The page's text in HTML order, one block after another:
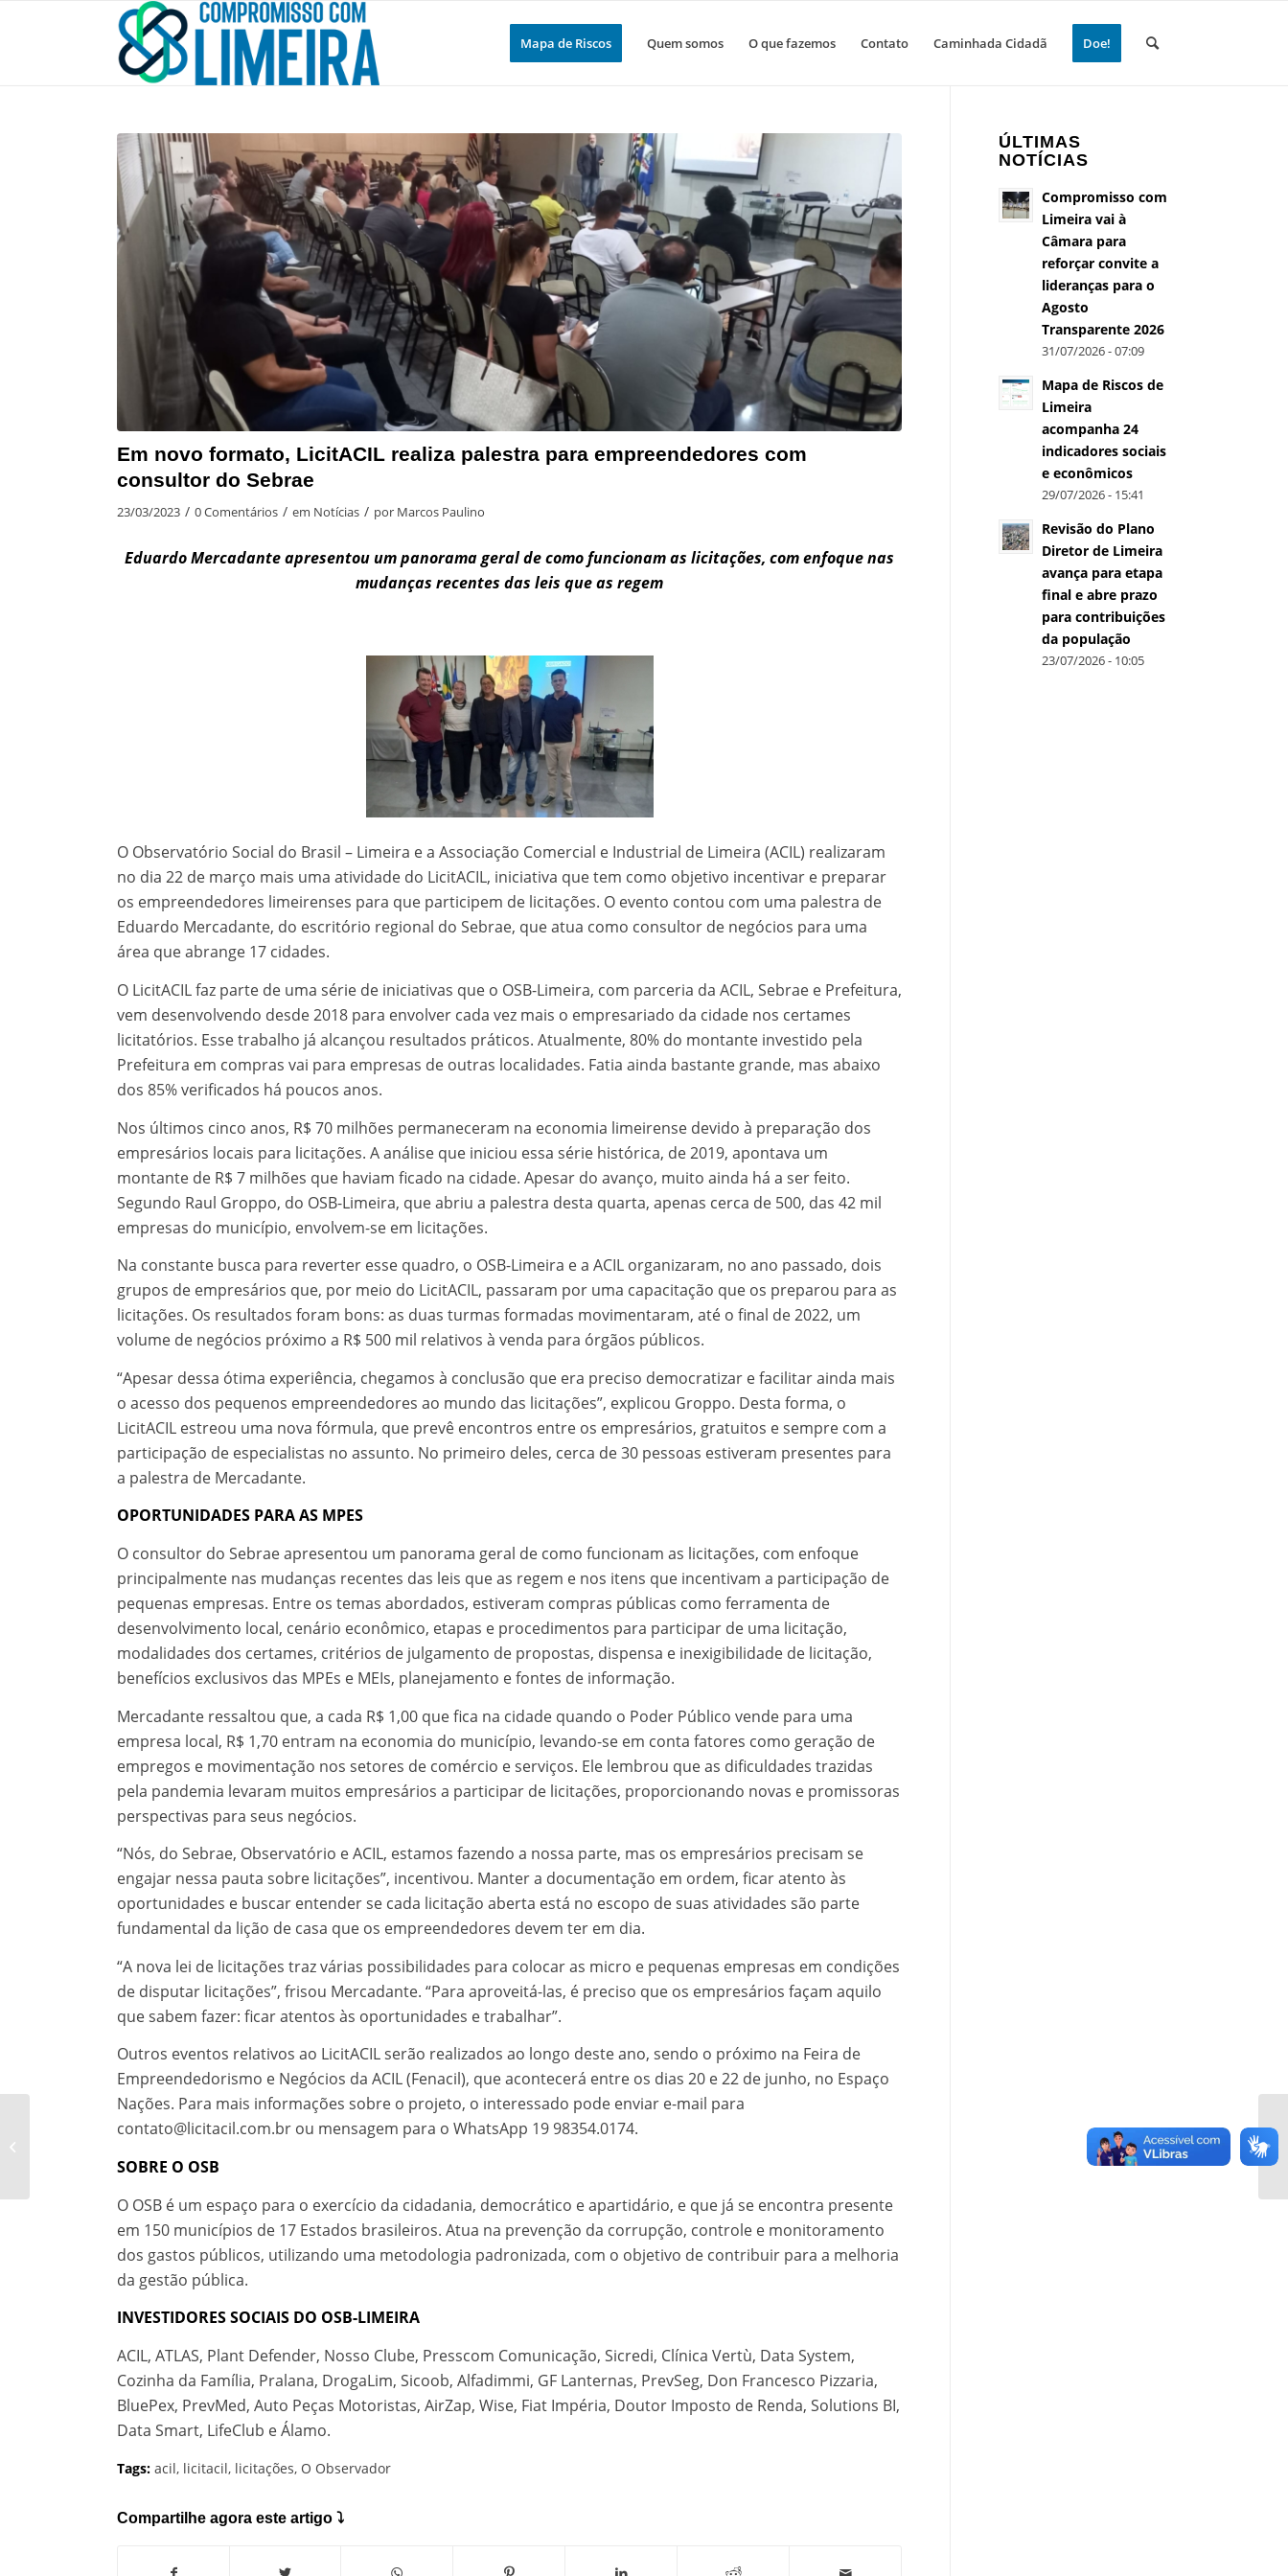
Mapa de Riscos Quem somos O que fazemos Contato Caminhada Cidadã Doe!
Em novo formato, LicitACIL realiza palestra para empreendedores com
consultor do Sebrae
23/03/2023 / 0 Comentários / em Notícias / por Marcos Paulino
Eduardo Mercadante apresentou um panorama geral de como funcionam as licitações, com enfoque nas
mudanças recentes das leis que as regem
O Observatório Social do Brasil – Limeira e a Associação Comercial e Industrial de Limeira (ACIL) realizaram
no dia 22 de março mais uma atividade do LicitACIL, iniciativa que tem como objetivo incentivar e preparar
os empreendedores limeirenses para que participem de licitações. O evento contou com uma palestra de
Eduardo Mercadante, do escritório regional do Sebrae, que atua como consultor de negócios para uma
área que abrange 17 cidades.
O LicitACIL faz parte de uma série de iniciativas que o OSB-Limeira, com parceria da ACIL, Sebrae e Prefeitura,
vem desenvolvendo desde 2018 para envolver cada vez mais o empresariado da cidade nos certames
licitatórios. Esse trabalho já alcançou resultados práticos. Atualmente, 80% do montante investido pela
Prefeitura em compras vai para empresas de outras localidades. Fatia ainda bastante grande, mas abaixo
dos 85% verificados há poucos anos.
Nos últimos cinco anos, R$ 70 milhões permaneceram na economia limeirense devido à preparação dos
empresários locais para licitações. A análise que iniciou essa série histórica, de 2019, apontava um
montante de R$ 7 milhões que haviam ficado na cidade. Apesar do avanço, muito ainda há a ser feito.
Segundo Raul Groppo, do OSB-Limeira, que abriu a palestra desta quarta, apenas cerca de 500, das 42 mil
empresas do município, envolvem-se em licitações.
Na constante busca para reverter esse quadro, o OSB-Limeira e a ACIL organizaram, no ano passado, dois
grupos de empresários que, por meio do LicitACIL, passaram por uma capacitação que os preparou para as
licitações. Os resultados foram bons: as duas turmas formadas movimentaram, até o final de 2022, um
volume de negócios próximo a R$ 500 mil relativos à venda para órgãos públicos.
“Apesar dessa ótima experiência, chegamos à conclusão que era preciso democratizar e facilitar ainda mais
o acesso dos pequenos empreendedores ao mundo das licitações”, explicou Groppo. Desta forma, o
LicitACIL estreou uma nova fórmula, que prevê encontros entre os empresários, gratuitos e sempre com a
participação de especialistas no assunto. No primeiro deles, cerca de 30 pessoas estiveram presentes para
a palestra de Mercadante.
OPORTUNIDADES PARA AS MPES
O consultor do Sebrae apresentou um panorama geral de como funcionam as licitações, com enfoque
principalmente nas mudanças recentes das leis que as regem e nos itens que incentivam a participação de
pequenas empresas. Entre os temas abordados, estiveram compras públicas como ferramenta de
desenvolvimento local, cenário econômico, etapas e procedimentos para participar de uma licitação,
modalidades dos certames, critérios de julgamento de propostas, dispensa e inexigibilidade de licitação,
benefícios exclusivos das MPEs e MEIs, planejamento e fontes de informação.
Mercadante ressaltou que, a cada R$ 1,00 que fica na cidade quando o Poder Público vende para uma
empresa local, R$ 1,70 entram na economia do município, levando-se em conta fatores como geração de
empregos e movimentação nos setores de comércio e serviços. Ele lembrou que as dificuldades trazidas
pela pandemia levaram muitos empresários a participar de licitações, proporcionando novas e promissoras
perspectivas para seus negócios.
“Nós, do Sebrae, Observatório e ACIL, estamos fazendo a nossa parte, mas os empresários precisam se
engajar nessa pauta sobre licitações”, incentivou. Manter a documentação em ordem, ficar atento às
oportunidades e buscar entender se cada licitação aberta está no escopo de suas atividades são parte
fundamental da lição de casa que os empreendedores devem ter em dia.
“A nova lei de licitações traz várias possibilidades para colocar as micro e pequenas empresas em condições
de disputar licitações”, frisou Mercadante. “Para aproveitá-las, é preciso que os empresários façam aquilo
que sabem fazer: ficar atentos às oportunidades e trabalhar”.
Outros eventos relativos ao LicitACIL serão realizados ao longo deste ano, sendo o próximo na Feira de
Empreendedorismo e Negócios da ACIL (Fenacil), que acontecerá entre os dias 20 e 22 de junho, no Espaço
Nações. Para mais informações sobre o projeto, o interessado pode enviar e-mail para
contato@licitacil.com.br ou mensagem para o WhatsApp 19 98354.0174.
SOBRE O OSB
O OSB é um espaço para o exercício da cidadania, democrático e apartidário, e que já se encontra presente
em 150 municípios de 17 Estados brasileiros. Atua na prevenção da corrupção, controle e monitoramento
dos gastos públicos, utilizando uma metodologia padronizada, com o objetivo de contribuir para a melhoria
da gestão pública.
INVESTIDORES SOCIAIS DO OSB-LIMEIRA
ACIL, ATLAS, Plant Defender, Nosso Clube, Presscom Comunicação, Sicredi, Clínica Vertù, Data System,
Cozinha da Família, Pralana, DrogaLim, Sicoob, Alfadimmi, GF Lanternas, PrevSeg, Don Francesco Pizzaria,
BluePex, PrevMed, Auto Peças Motoristas, AirZap, Wise, Fiat Impéria, Doutor Imposto de Renda, Solutions BI,
Data Smart, LifeClub e Álamo.
Tags: acil, licitacil, licitações, O Observador
Compartilhe agora este artigo ⤵
ÚLTIMAS
NOTÍCIAS
Compromisso com
Limeira vai à
Câmara para
reforçar convite a
lideranças para o
Agosto
Transparente 2026
31/07/2026 - 07:09
Mapa de Riscos de
Limeira
acompanha 24
indicadores sociais
e econômicos
29/07/2026 - 15:41
Revisão do Plano
Diretor de Limeira
avança para etapa
final e abre prazo
para contribuições
da população
23/07/2026 - 10:05
Reajuste de subsídios
de vereadores é
abordado em reunião
do OSB-Limeira...